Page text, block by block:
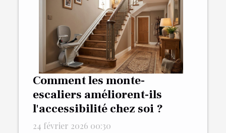
Comment les monte-
escaliers améliorent-ils
l'accessibilité chez soi ?
24 février 2026 00:30